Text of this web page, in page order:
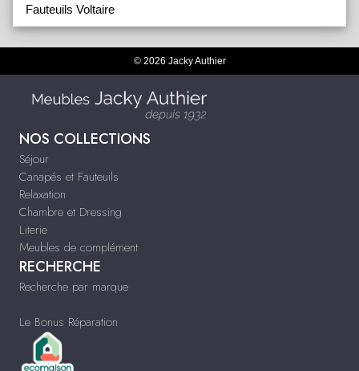
Fauteuils Voltaire
© 2026 Jacky Authier
NOS COLLECTIONS
Séjour
Canapés et Fauteuils
Relaxation
Chambre et Dressing
Literie
Meubles de complément
RECHERCHE
Recherche par marque
Le Bonus Réparation